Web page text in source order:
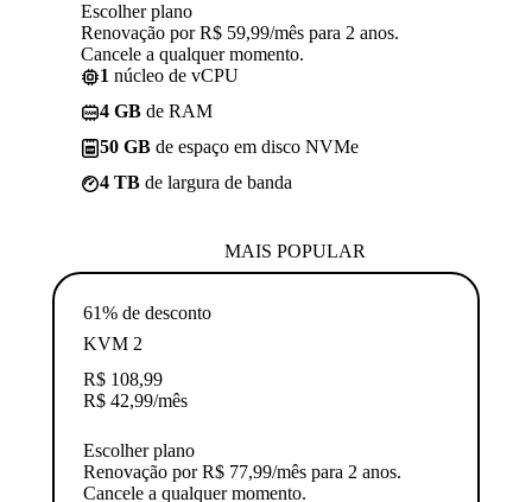
Escolher plano
Renovação por R$ 59,99/mês para 2 anos.
Cancele a qualquer momento.
1 núcleo de vCPU
4 GB de RAM
50 GB de espaço em disco NVMe
4 TB de largura de banda
MAIS POPULAR
61% de desconto
KVM 2
R$ 108,99
R$ 42,99/mês
Escolher plano
Renovação por R$ 77,99/mês para 2 anos.
Cancele a qualquer momento.